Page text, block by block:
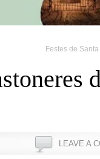
Festes de
LEAVE A